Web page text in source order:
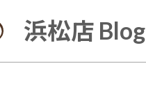
浜松店 Blog